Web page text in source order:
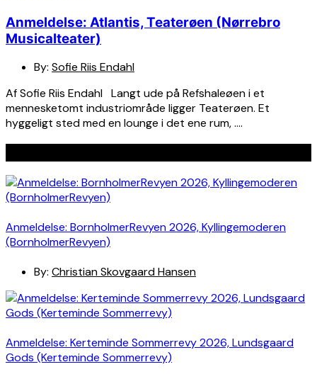
Anmeldelse: Atlantis, Teaterøen (Nørrebro
Musicalteater)
By: Sofie Riis Endahl
Af Sofie Riis Endahl Langt ude på Refshaleøen i et
mennesketomt industriområde ligger Teaterøen. Et
hyggeligt sted med en lounge i det ene rum, ….
Anmeldelse: BornholmerRevyen 2026, Kyllingemoderen
(BornholmerRevyen)
By: Christian Skovgaard Hansen
Anmeldelse: Kerteminde Sommerrevy 2026, Lundsgaard
Gods (Kerteminde Sommerrevy)